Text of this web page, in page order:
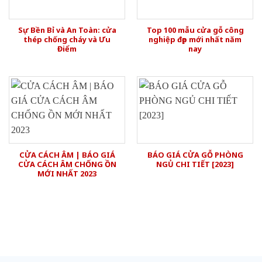
Sự Bền Bỉ và An Toàn: cửa
thép chống cháy và Ưu
Điểm
Top 100 mẫu cửa gỗ công
nghiệp đẹp mới nhất năm
nay
CỬA CÁCH ÂM | BÁO GIÁ
CỬA CÁCH ÂM CHỐNG ỒN
MỚI NHẤT 2023
BÁO GIÁ CỬA GỖ PHÒNG
NGỦ CHI TIẾT [2023]